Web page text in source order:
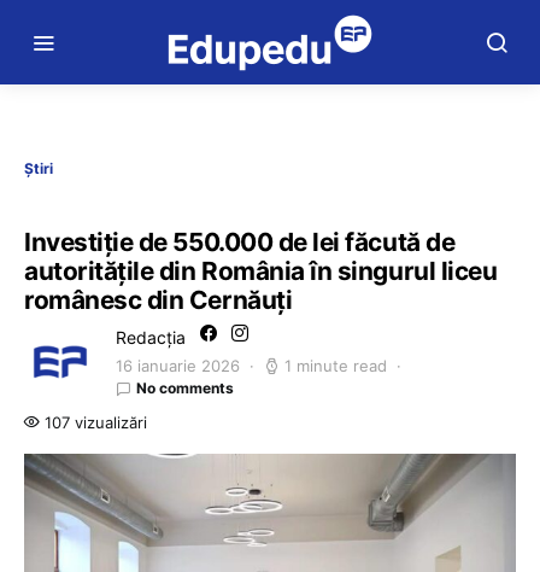
Știri
Investiţie de 550.000 de lei făcută de
autorităţile din România în singurul liceu
românesc din Cernăuţi
Redacția
16 ianuarie 2026 1 minute read
No comments
107 vizualizări